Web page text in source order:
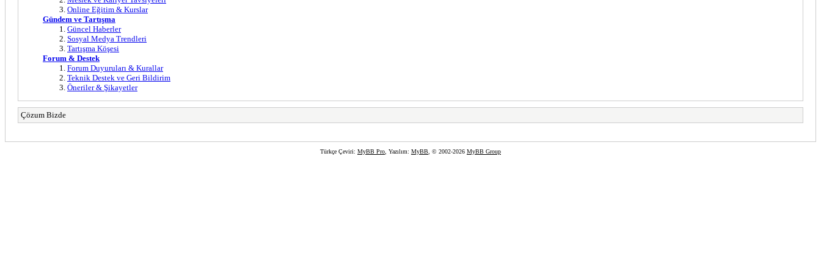
Online Eğitim & Kurslar
Gündem ve Tartışma
Güncel Haberler
Sosyal Medya Trendleri
Tartışma Köşesi
Forum & Destek
Forum Duyuruları & Kurallar
Teknik Destek ve Geri Bildirim
Öneriler & Şikayetler
Çözum Bizde
Türkçe Çeviri: MyBB Pro , Yazılım: MyBB , © 2002-2026 MyBB Group